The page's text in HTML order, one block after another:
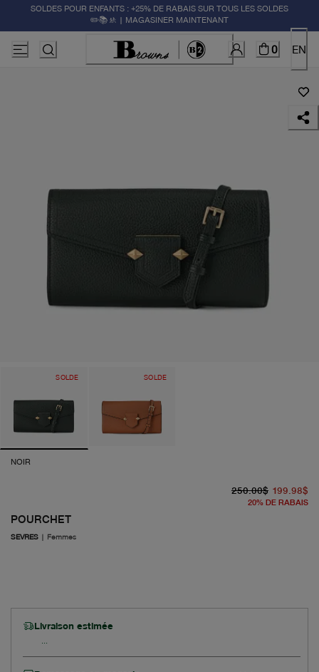
SOLDES POUR ENFANTS : +25% DE RABAIS SUR TOUS LES SOLDES
✏️📚🚸 | MAGASINER MAINTENANT
0 EN
SOLDE SOLDE
NOIR
POURCHET
SEVRES | Femmes
250.00$ 199.98$
20% DE RABAIS
Livraison estimée